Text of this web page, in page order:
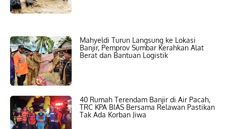
Mahyeldi Turun Langsung ke Lokasi
Banjir, Pemprov Sumbar Kerahkan Alat
Berat dan Bantuan Logistik
40 Rumah Terendam Banjir di Air Pacah,
TRC KPA BIAS Bersama Relawan Pastikan
Tak Ada Korban Jiwa